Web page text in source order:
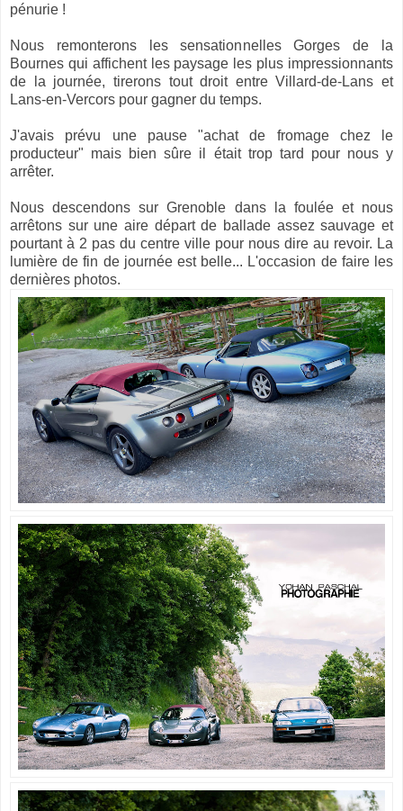
pénurie !
Nous remonterons les sensationnelles Gorges de la
Bournes qui affichent les paysage les plus impressionnants
de la journée, tirerons tout droit entre Villard-de-Lans et
Lans-en-Vercors pour gagner du temps.
J'avais prévu une pause "achat de fromage chez le
producteur" mais bien sûre il était trop tard pour nous y
arrêter.
Nous descendons sur Grenoble dans la foulée et nous
arrêtons sur une aire départ de ballade assez sauvage et
pourtant à 2 pas du centre ville pour nous dire au revoir. La
lumière de fin de journée est belle... L'occasion de faire les
dernières photos.